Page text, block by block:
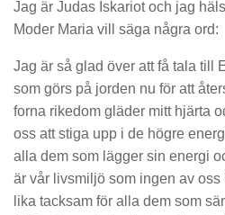
Jag är Judas Iskariot och jag
Moder Maria vill säga några ord:
Jag är så glad över att få tala till
som görs på jorden nu för att
forna rikedom gläder mitt hjärta
oss att stiga upp i de högre
alla dem som lägger sin energi
är vår livsmiljö som ingen av oss
lika tacksam för alla dem som